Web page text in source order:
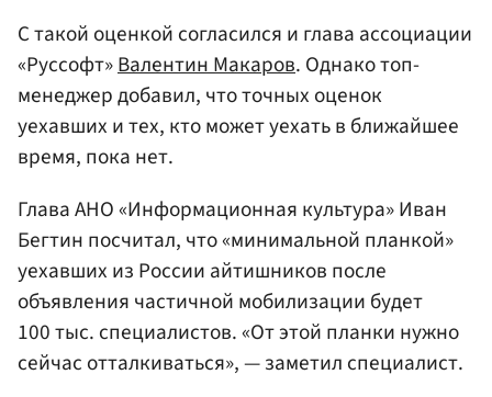
С такой оценкой согласился и глава ассоциации
«Руссофт»Валентин Макаров. Однако топ-
менеджер добавил, что точных оценок
уехавших и тех, кто может уехать в ближайшее
время, пока нет.
Глава АНО «Информационная культура» Иван
Бегтин посчитал, что «минимальной планкой»
уехавших из России айтишников после
объявления частичной мобилизации будет
100 тыс. специалистов. «От этой планки нужно
сейчас отталкиваться», — заметил специалист.